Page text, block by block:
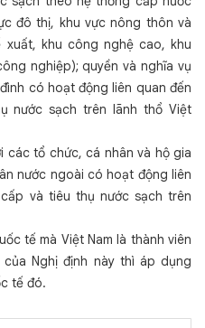
đô thị, khu vực nông thôn và
khu công nghệ cao, khu
nghiệp); quyền và nghĩa vụ
có hoạt động liên quan đến
nước sạch trên lãnh thổ Việt
các tổ chức, cá nhân và hộ gia
nước ngoài có hoạt động liên
và tiêu thụ nước sạch trên
tế mà Việt Nam là thành viên
Nghị định này thì áp dụng
tế đó.